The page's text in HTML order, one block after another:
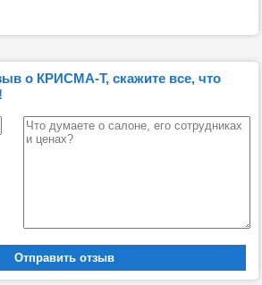
о КРИСМА-Т, скажите все, что